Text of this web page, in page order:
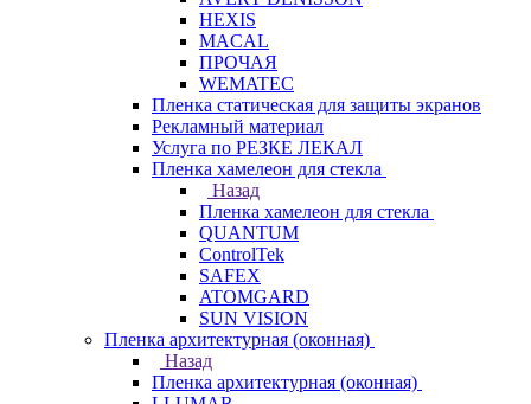
HEXIS
MACAL
ПРОЧАЯ
WEMATEC
Пленка статическая для защиты экранов
Рекламный материал
Услуга по РЕЗКЕ ЛЕКАЛ
Пленка хамелеон для стекла
Назад
Пленка хамелеон для стекла
QUANTUM
ControlTek
SAFEX
ATOMGARD
SUN VISION
Пленка архитектурная (оконная)
Назад
Пленка архитектурная (оконная)